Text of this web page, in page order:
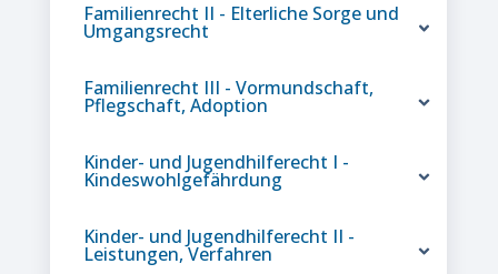
Familienrecht II - Elterliche Sorge und
Umgangsrecht
Familienrecht III - Vormundschaft,
Pflegschaft, Adoption
Kinder- und Jugendhilferecht I -
Kindeswohlgefährdung
Kinder- und Jugendhilferecht II -
Leistungen, Verfahren